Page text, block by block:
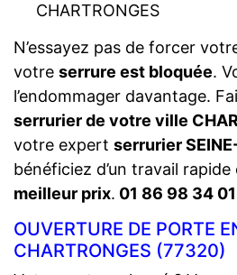
CHARTRONGES
N’essayez pas de forcer
votre serrure est bloquée.
l’endommager davantage.
serrurier de votre ville
votre expert serrurier
bénéficiez d’un travail
meilleur prix. 01 86 98 34 01
OUVERTURE DE PORTE
CHARTRONGES (77320)